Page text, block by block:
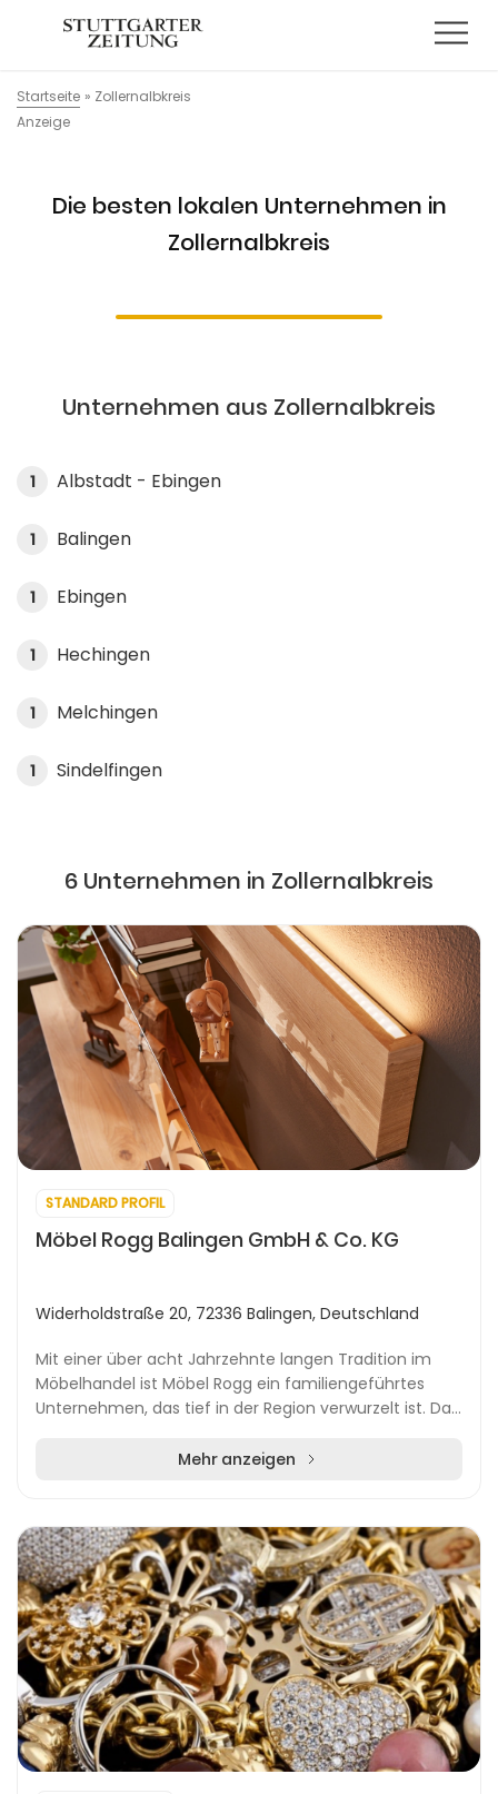
Startseite » Zollernalbkreis
Anzeige
Die besten lokalen Unternehmen in
Zollernalbkreis
Unternehmen aus Zollernalbkreis
1 Albstadt - Ebingen
1 Balingen
1 Ebingen
1 Hechingen
1 Melchingen
1 Sindelfingen
6 Unternehmen in Zollernalbkreis
STANDARD PROFIL
Möbel Rogg Balingen GmbH & Co. KG
Widerholdstraße 20, 72336 Balingen, Deutschland
Mit einer über acht Jahrzehnte langen Tradition im
Möbelhandel ist Möbel Rogg ein familiengeführtes
Unternehmen, das tief in der Region verwurzelt ist. Das
Mehr anzeigen